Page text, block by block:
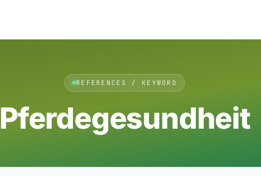
REFERENCES / KEYWORD
Pferdegesundheit